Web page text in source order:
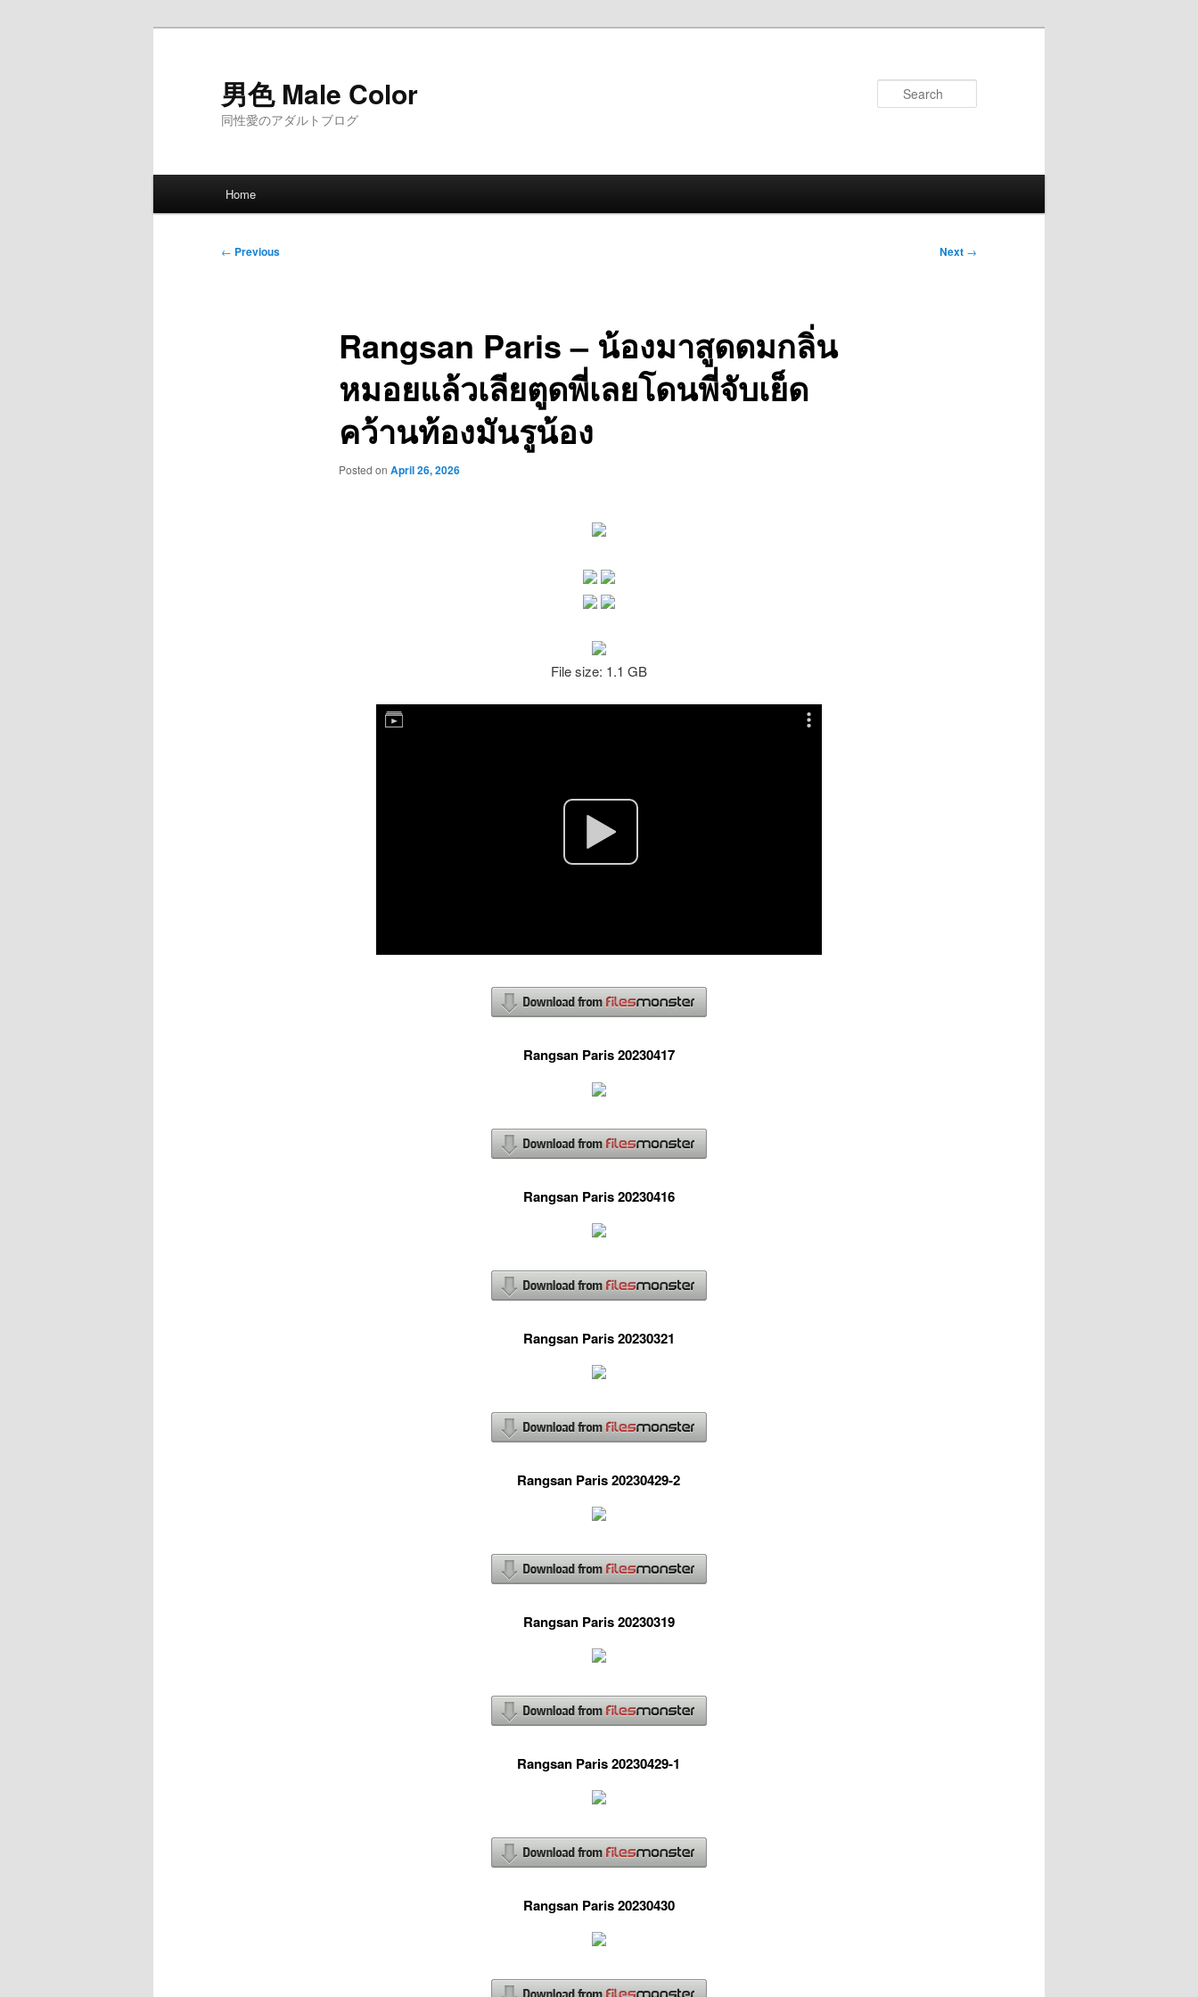
男色 Male Color
同性愛のアダルトブログ
Home
Post
← Previous Next →
Rangsan Paris – น้องมาสูดดมกลิ่น
หมอยแล้วเลียตูดพี่เลยโดนพี่จับเย็ด
คว้านท้องมันรูน้อง
Posted on April 26, 2026
File size: 1.1 GB
Rangsan Paris 20230417
Rangsan Paris 20230416
Rangsan Paris 20230321
Rangsan Paris 20230429-2
Rangsan Paris 20230319
Rangsan Paris 20230429-1
Rangsan Paris 20230430